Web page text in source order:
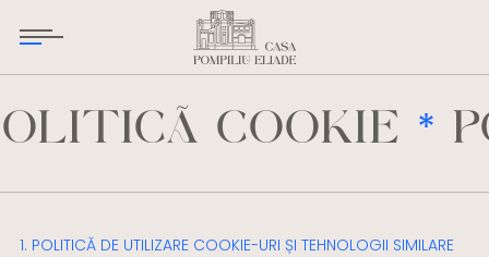
COOKIE*
1. POLITICĂ DE UTILIZARE COOKIE-URI ȘI TEHNOLOGII SIMILARE